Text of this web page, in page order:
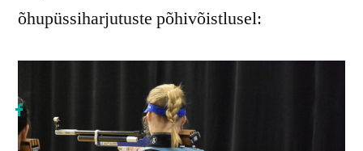
õhupüssiharjutuste põhivõistlusel: